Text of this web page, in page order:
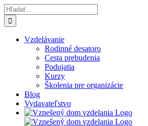
Skip
to
content
Hľadať:
Vzdelávanie
Rodinné desatoro
Cesta prebudenia
Podujatia
Kurzy
Školenia pre organizácie
Blog
Vydavateľstvo